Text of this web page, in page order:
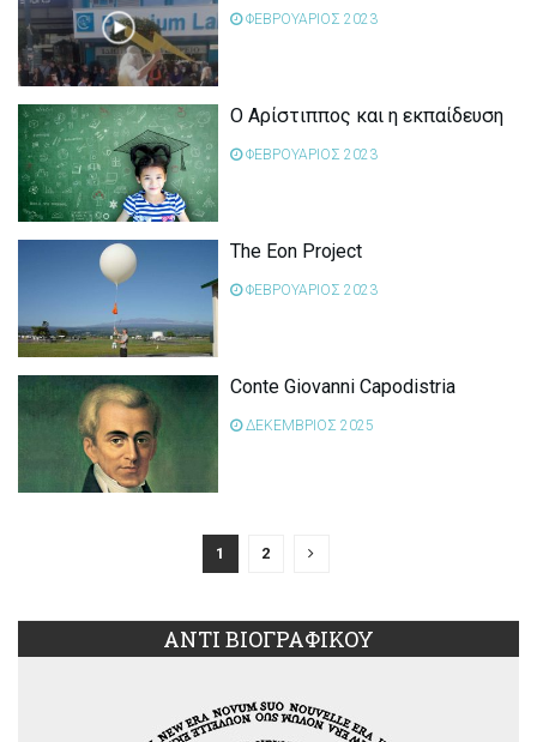
ΦΕΒΡΟΥΑΡΙΟΣ 2023
Ο Αρίστιππος και η εκπαίδευση
ΦΕΒΡΟΥΑΡΙΟΣ 2023
The Eon Project
ΦΕΒΡΟΥΑΡΙΟΣ 2023
Conte Giovanni Capodistria
ΔΕΚΕΜΒΡΙΟΣ 2025
1 2
ΑΝΤΙ ΒΙΟΓΡΑΦΙΚΟΥ